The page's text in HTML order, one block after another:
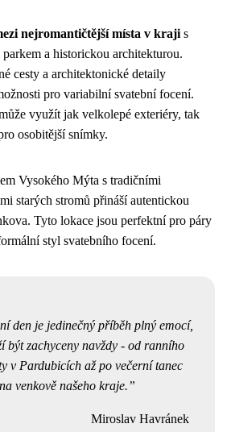
nejromantičtější místa v kraji s
a historickou architekturou.
cesty a architektonické detaily
pro variabilní svatební focení.
využít jak velkolepé exteriéry, tak
osobitější snímky.
Vysokého Mýta s tradičními
starých stromů přináší autentickou
Tyto lokace jsou perfektní pro páry
styl svatebního focení.
den je jedinečný příběh plný emocí,
být zachyceny navždy - od ranního
v Pardubicích až po večerní tanec
venkově našeho kraje.
Miroslav Havránek